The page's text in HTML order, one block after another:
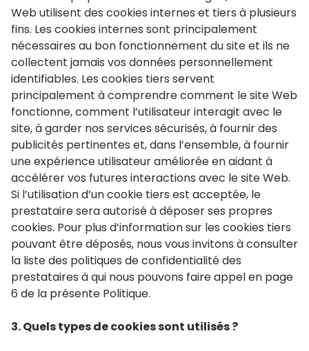
Web utilisent des cookies internes et tiers à plusieurs
fins. Les cookies internes sont principalement
nécessaires au bon fonctionnement du site et ils ne
collectent jamais vos données personnellement
identifiables. Les cookies tiers servent
principalement à comprendre comment le site Web
fonctionne, comment l’utilisateur interagit avec le
site, à garder nos services sécurisés, à fournir des
publicités pertinentes et, dans l’ensemble, à fournir
une expérience utilisateur améliorée en aidant à
accélérer vos futures interactions avec le site Web.
Si l’utilisation d’un cookie tiers est acceptée, le
prestataire sera autorisé à déposer ses propres
cookies. Pour plus d’information sur les cookies tiers
pouvant être déposés, nous vous invitons à consulter
la liste des politiques de confidentialité des
prestataires à qui nous pouvons faire appel en page
6 de la présente Politique.
3. Quels types de cookies sont utilisés ?